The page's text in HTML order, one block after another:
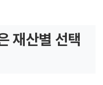
재산별 선택